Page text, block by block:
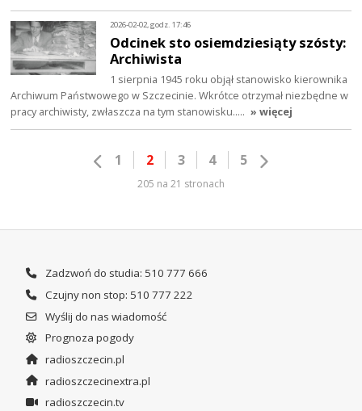
2026-02-02, godz. 17:46
Odcinek sto osiemdziesiąty szósty:
Archiwista
1 sierpnia 1945 roku objął stanowisko kierownika
Archiwum Państwowego w Szczecinie. Wkrótce otrzymał niezbędne w
pracy archiwisty, zwłaszcza na tym stanowisku..… » więcej
1 2 3 4 5
205 na 21 stronach
Zadzwoń do studia: 510 777 666
Czujny non stop: 510 777 222
Wyślij do nas wiadomość
Prognoza pogody
radioszczecin.pl
radioszczecinextra.pl
radioszczecin.tv